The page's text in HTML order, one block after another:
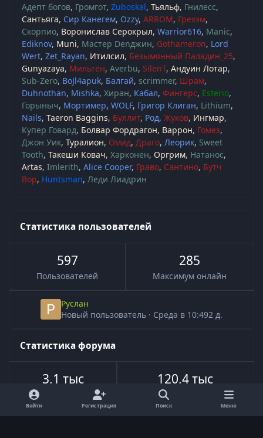
Адепт богов Громгот Zuboskal Тьяльф Гнилесс
Сантьяга Сир Канегем Ozzy ARROM Грехэм
Скорпио Воронислав Серокрыл Warrior616 Manic
Ediknov Muni Мастер Denджин Gothameron Lord
Wert Zet_Rayan Итилсил Безымянный Паладин_25
Gunyazaya Мильтен Averbu SilenT Андуин Лотар
Sub-Zero BoJl4apuk Балгай scrimmer Шрам
Duhnothan Mishka Хиран Кабал Фингерс Esterio
Горыныч Мортимер WOLF Григор Клиган Lithium
Nails Taeron Baggins Буллит Род Жуков Ингмар
Купер Говард Болвар Фордрагон Варрон Гомез
Джон Уик Туралион Омид Драго Леорик Sweet
Tooth Такеши Ковач Харконен Оргрим Натанос
Artas Imlerith Alice Cooper Граво Сантино Бутч
Вор Huntsman Леди Лиадрин
Статистика пользователей
597
Пользователей
285
Максимум онлайн
Руслан
Новый пользователь · Среда в 10:492 д.
Статистика форума
3,1 тыс
Всего сообщений
120,4 тыс
Войти Регистрация Поиск Меню